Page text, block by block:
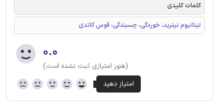
کلمات کلیدی
تیتانیوم نیترید، خوردگی، چسبندگی، قوس کاتدی
۰.۰
(هنوز امتیازی ثبت نشده است)